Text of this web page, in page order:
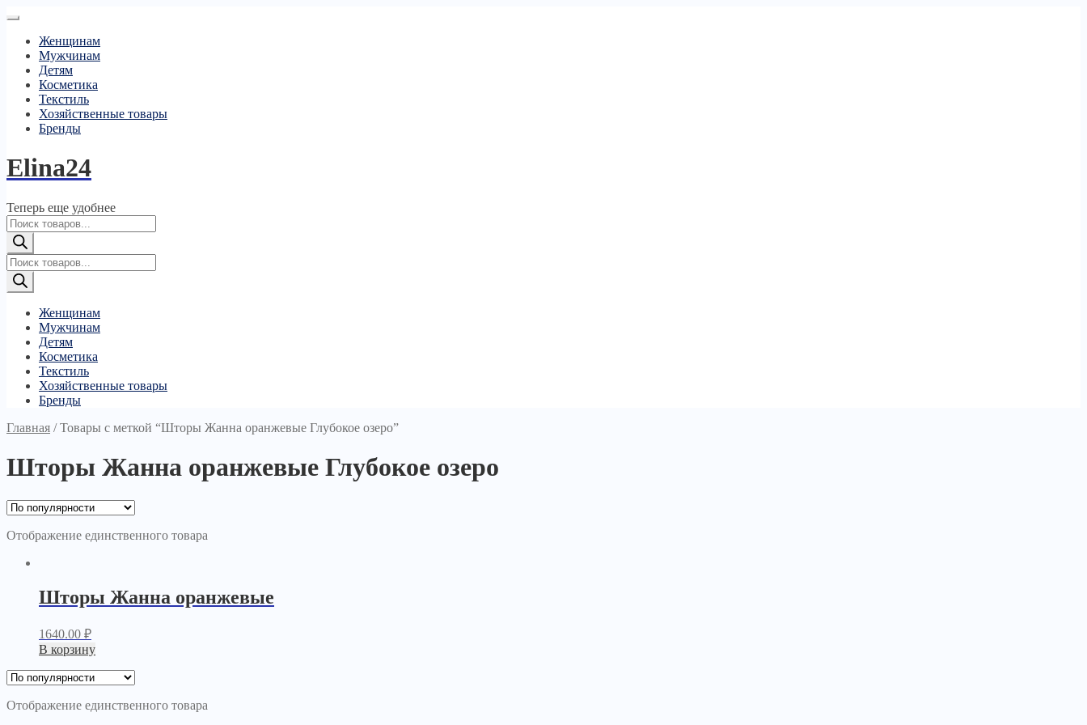
Женщинам
Мужчинам
Детям
Косметика
Текстиль
Хозяйственные товары
Бренды
Elina24
Теперь еще удобнее
Поиск
товаров
Поиск
товаров
Женщинам
Мужчинам
Детям
Косметика
Текстиль
Хозяйственные товары
Бренды
Главная /Товары с меткой “Шторы Жанна оранжевые Глубокое озеро”
Шторы Жанна оранжевые Глубокое озеро
Отображение единственного товара
Шторы Жанна оранжевые
1640.00 ₽
В корзину
Отображение единственного товара